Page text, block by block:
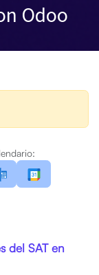
Odoo
del SAT en